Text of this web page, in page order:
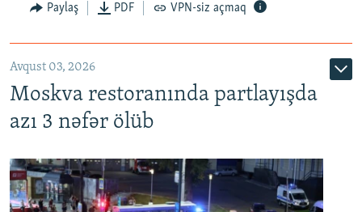
Paylaş PDF VPN-siz açmaq
Avqust 03, 2026
Moskva restoranında partlayışda
azı 3 nəfər ölüb